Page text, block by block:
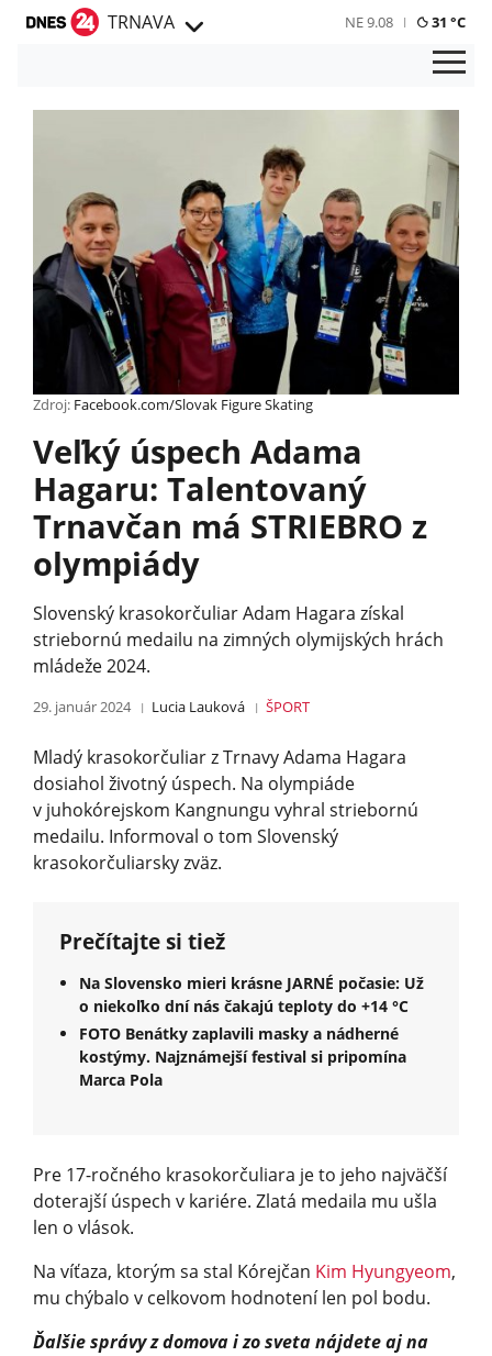
TRNAVA NE 9.08 31 °C
Zdroj: Facebook.com/Slovak Figure Skating
Veľký úspech Adama
Hagaru: Talentovaný
Trnavčan má STRIEBRO z
olympiády
Slovenský krasokorčuliar Adam Hagara získal
striebornú medailu na zimných olymijských hrách
mládeže 2024.
29. január 2024 Lucia Lauková ŠPORT
Mladý krasokorčuliar z Trnavy Adama Hagara
dosiahol životný úspech. Na olympiáde
v juhokórejskom Kangnungu vyhral striebornú
medailu. Informoval o tom Slovenský
krasokorčuliar­sky zväz.
Prečítajte si tiež
Na Slovensko mieri krásne JARNÉ počasie: Už
o niekoľko dní nás čakajú teploty do +14 °C
FOTO Benátky zaplavili masky a nádherné
kostýmy. Najznámejší festival si pripomína
Marca Pola
Pre 17-ročného krasokorčuliara je to jeho najväčší
doterajší úspech v kariére. Zlatá medaila mu ušla
len o vlások.
Na víťaza, ktorým sa stal Kórejčan Kim Hyungyeom,
mu chýbalo v celkovom hodnotení len pol bodu.
Ďalšie správy z domova i zo sveta nájdete aj na